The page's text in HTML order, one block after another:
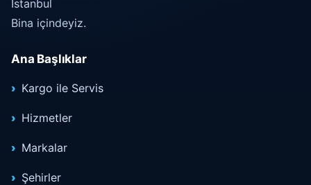
İstanbul
Bina içindeyiz.
Ana Başlıklar
Kargo ile Servis
Hizmetler
Markalar
Şehirler